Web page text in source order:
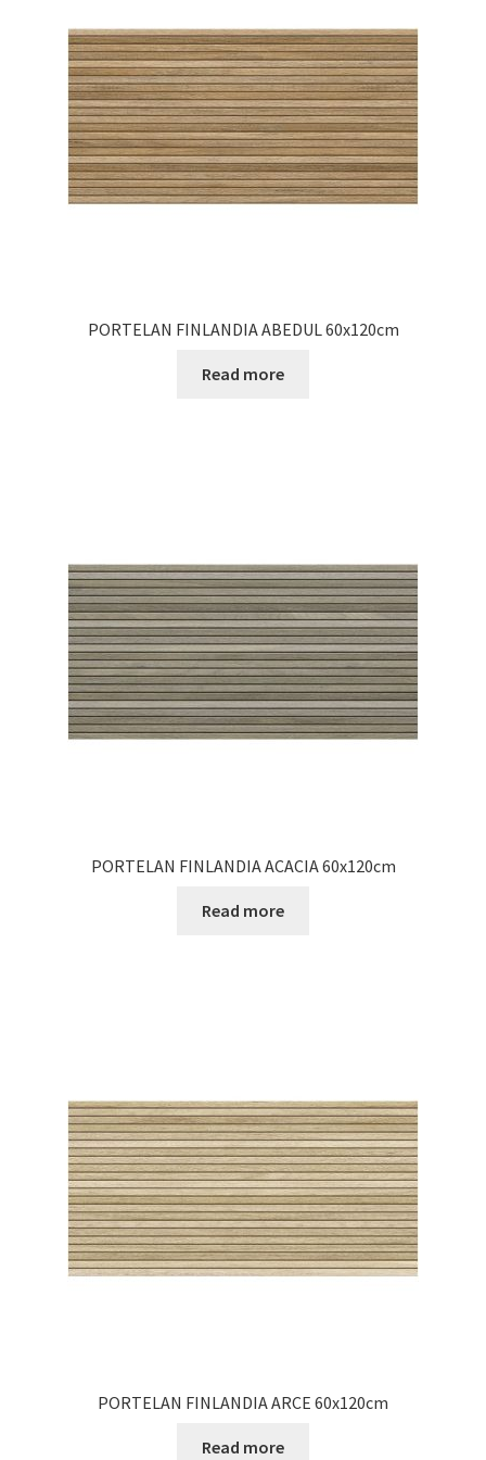
Plata si Livrare
Politică de confidențialitate
Politica de cookie
PORTELAN FINLANDIA ABEDUL 60x120cm
Read more
PORTELAN FINLANDIA ACACIA 60x120cm
Read more
PORTELAN FINLANDIA ARCE 60x120cm
Read more